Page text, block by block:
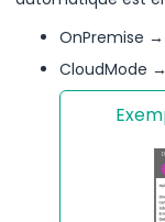
OnPremise
CloudMode